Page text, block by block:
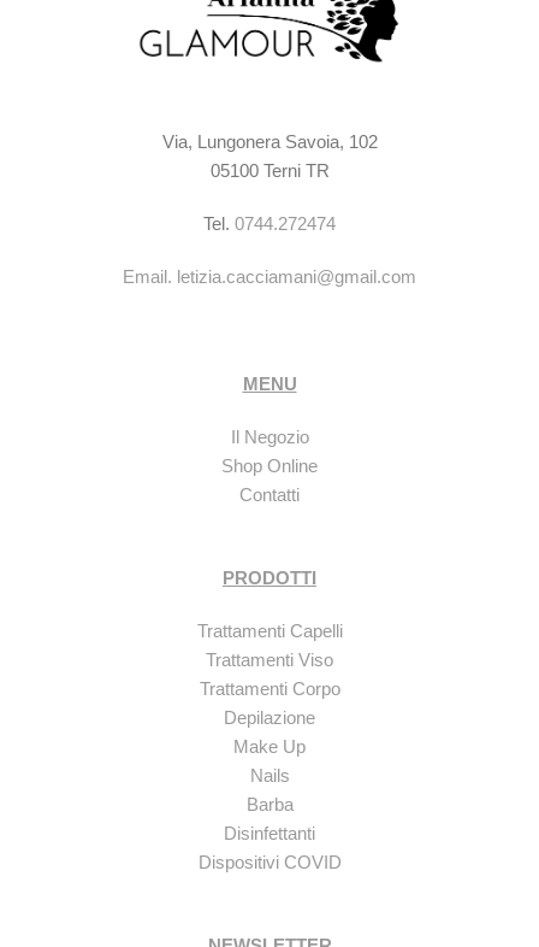
Via, Lungonera Savoia, 102
05100 Terni TR
Tel. 0744.272474
Email. letizia.cacciamani@gmail.com
MENU
Il Negozio
Shop Online
Contatti
PRODOTTI
Trattamenti Capelli
Trattamenti Viso
Trattamenti Corpo
Depilazione
Make Up
Nails
Barba
Disinfettanti
Dispositivi COVID